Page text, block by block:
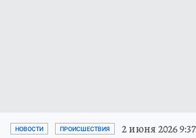
НОВОСТИ ПРОИСШЕСТВИЯ 2 июня 2026 9:37